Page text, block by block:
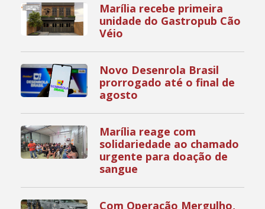
Marília recebe primeira
unidade do Gastropub Cão
Véio
Novo Desenrola Brasil
prorrogado até o final de
agosto
Marília reage com
solidariedade ao chamado
urgente para doação de
sangue
Com Operação Mergulho,